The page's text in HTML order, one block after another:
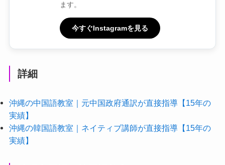
ます。
今すぐInstagramを見る
詳細
沖縄の中国語教室｜元中国政府通訳が直接指導【15年の
実績】
沖縄の韓国語教室｜ネイティブ講師が直接指導【15年の
実績】